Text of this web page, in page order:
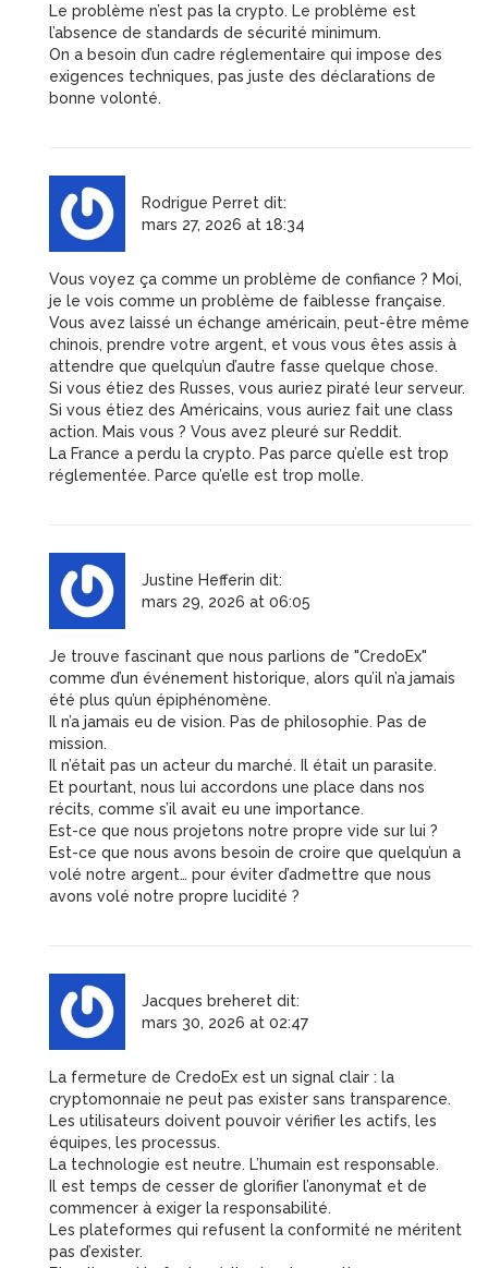
Le problème n’est pas la crypto. Le problème est
l’absence de standards de sécurité minimum.
On a besoin d’un cadre réglementaire qui impose des
exigences techniques, pas juste des déclarations de
bonne volonté.
Rodrigue Perret dit:
mars 27, 2026 at 18:34
Vous voyez ça comme un problème de confiance ? Moi,
je le vois comme un problème de faiblesse française.
Vous avez laissé un échange américain, peut-être même
chinois, prendre votre argent, et vous vous êtes assis à
attendre que quelqu’un d’autre fasse quelque chose.
Si vous étiez des Russes, vous auriez piraté leur serveur.
Si vous étiez des Américains, vous auriez fait une class
action. Mais vous ? Vous avez pleuré sur Reddit.
La France a perdu la crypto. Pas parce qu’elle est trop
réglementée. Parce qu’elle est trop molle.
Justine Hefferin dit:
mars 29, 2026 at 06:05
Je trouve fascinant que nous parlions de "CredoEx"
comme d’un événement historique, alors qu’il n’a jamais
été plus qu’un épiphénomène.
Il n’a jamais eu de vision. Pas de philosophie. Pas de
mission.
Il n’était pas un acteur du marché. Il était un parasite.
Et pourtant, nous lui accordons une place dans nos
récits, comme s’il avait eu une importance.
Est-ce que nous projetons notre propre vide sur lui ?
Est-ce que nous avons besoin de croire que quelqu’un a
volé notre argent… pour éviter d’admettre que nous
avons volé notre propre lucidité ?
Jacques breheret dit:
mars 30, 2026 at 02:47
La fermeture de CredoEx est un signal clair : la
cryptomonnaie ne peut pas exister sans transparence.
Les utilisateurs doivent pouvoir vérifier les actifs, les
équipes, les processus.
La technologie est neutre. L’humain est responsable.
Il est temps de cesser de glorifier l’anonymat et de
commencer à exiger la responsabilité.
Les plateformes qui refusent la conformité ne méritent
pas d’exister.